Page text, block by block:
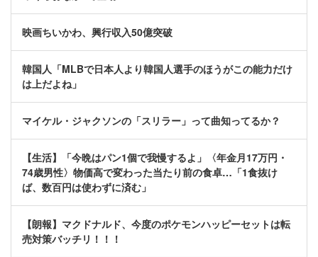
映画ちいかわ、興行収入50億突破
韓国人「MLBで日本人より韓国人選手のほうがこの能力だけ
は上だよね」
マイケル・ジャクソンの「スリラー」って曲知ってるか？
【生活】「今晩はパン1個で我慢するよ」〈年金月17万円・
74歳男性〉物価高で変わった当たり前の食卓…「1食抜け
ば、数百円は使わずに済む」
【朗報】マクドナルド、今度のポケモンハッピーセットは転
売対策バッチリ！！！